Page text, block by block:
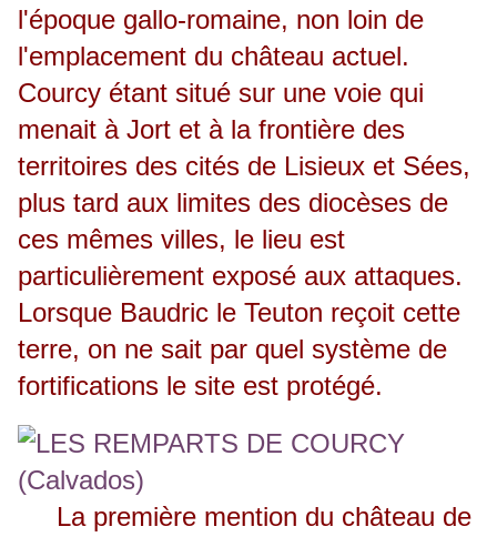
l'époque gallo-romaine, non loin de
l'emplacement du château actuel.
Courcy étant situé sur une voie qui
menait à Jort et à la frontière des
territoires des cités de Lisieux et Sées,
plus tard aux limites des diocèses de
ces mêmes villes, le lieu est
particulièrement exposé aux attaques.
Lorsque Baudric le Teuton reçoit cette
terre, on ne sait par quel système de
fortifications le site est protégé.
La première mention du château de